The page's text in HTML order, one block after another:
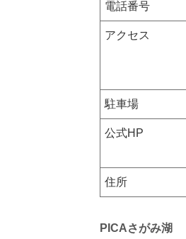
電話番号
アクセス
駐車場
公式HP
住所
PICAさがみ湖